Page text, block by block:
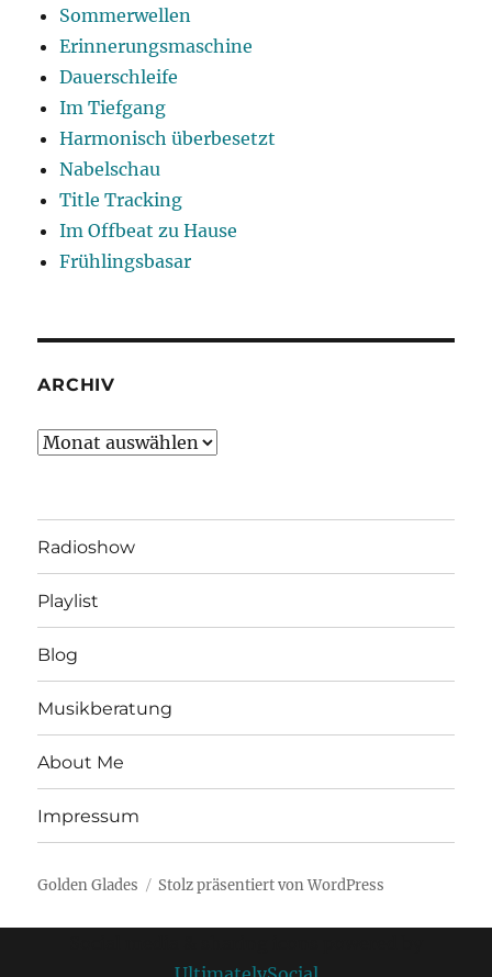
Sommerwellen
Erinnerungsmaschine
Dauerschleife
Im Tiefgang
Harmonisch überbesetzt
Nabelschau
Title Tracking
Im Offbeat zu Hause
Frühlingsbasar
ARCHIV
Archiv
Radioshow
Playlist
Blog
Musikberatung
About Me
Impressum
Golden Glades Stolz präsentiert von WordPress